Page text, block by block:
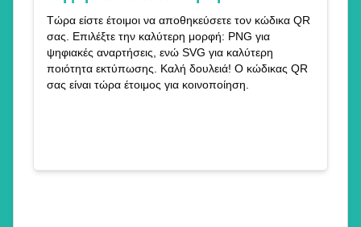
Τώρα είστε έτοιμοι να αποθηκεύσετε τον κώδικα QR
σας. Επιλέξτε την καλύτερη μορφή: PNG για
ψηφιακές αναρτήσεις, ενώ SVG για καλύτερη
ποιότητα εκτύπωσης. Καλή δουλειά! Ο κώδικας QR
σας είναι τώρα έτοιμος για κοινοποίηση.